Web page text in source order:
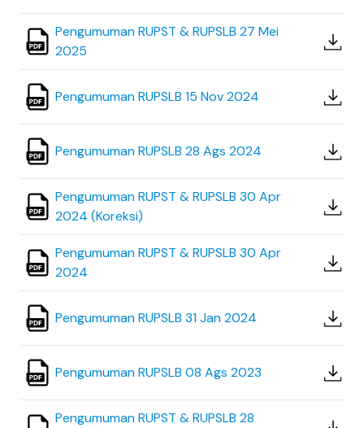
Pengumuman RUPST & RUPSLB 27 Mei
2025
Pengumuman RUPSLB 15 Nov 2024
Pengumuman RUPSLB 28 Ags 2024
Pengumuman RUPST & RUPSLB 30 Apr
2024 (Koreksi)
Pengumuman RUPST & RUPSLB 30 Apr
2024
Pengumuman RUPSLB 31 Jan 2024
Pengumuman RUPSLB 08 Ags 2023
Pengumuman RUPST & RUPSLB 28